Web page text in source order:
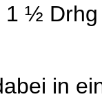
½ Drhg
in